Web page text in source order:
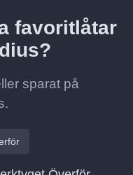
favoritlåtar
sparat på